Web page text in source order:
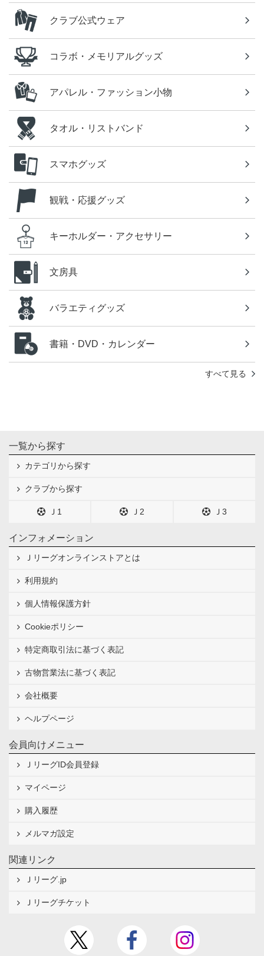
クラブ公式ウェア
コラボ・メモリアルグッズ
アパレル・ファッション小物
タオル・リストバンド
スマホグッズ
観戦・応援グッズ
キーホルダー・アクセサリー
文房具
バラエティグッズ
書籍・DVD・カレンダー
すべて見る
一覧から探す
カテゴリから探す
クラブから探す
Ｊ1 Ｊ2 Ｊ3
インフォメーション
Ｊリーグオンラインストアとは
利用規約
個人情報保護方針
Cookieポリシー
特定商取引法に基づく表記
古物営業法に基づく表記
会社概要
ヘルプページ
会員向けメニュー
ＪリーグID会員登録
マイページ
購入履歴
メルマガ設定
関連リンク
Ｊリーグ.jp
Ｊリーグチケット